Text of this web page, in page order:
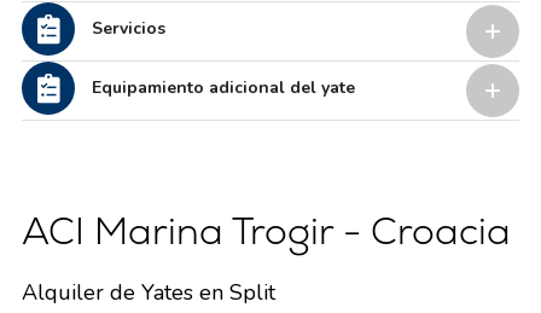
Servicios
Equipamiento adicional del yate
ACI Marina Trogir - Croacia
Alquiler de Yates en Split